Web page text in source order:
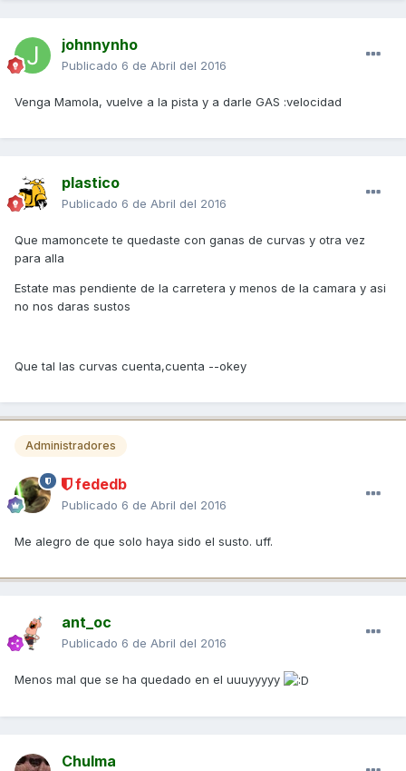
johnnynho
Publicado 6 de Abril del 2016
Venga Mamola, vuelve a la pista y a darle GAS :velocidad
plastico
Publicado 6 de Abril del 2016
Que mamoncete te quedaste con ganas de curvas y otra vez
para alla
Estate mas pendiente de la carretera y menos de la camara y asi
no nos daras sustos
Que tal las curvas cuenta,cuenta --okey
Administradores
fededb
Publicado 6 de Abril del 2016
Me alegro de que solo haya sido el susto. uff.
ant_oc
Publicado 6 de Abril del 2016
Menos mal que se ha quedado en el uuuyyyyy
Chulma